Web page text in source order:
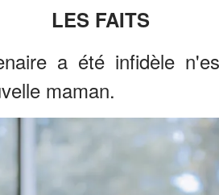
LES FAITS
a été infidèle
maman.